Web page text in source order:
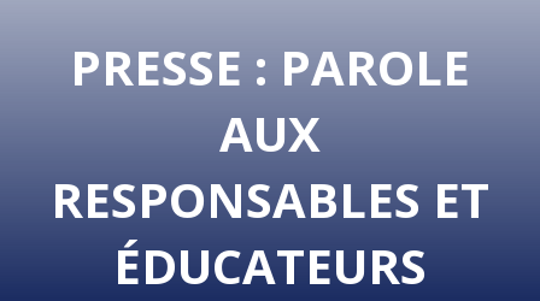
PRESSE : PAROLE
AUX
RESPONSABLES ET
ÉDUCATEURS